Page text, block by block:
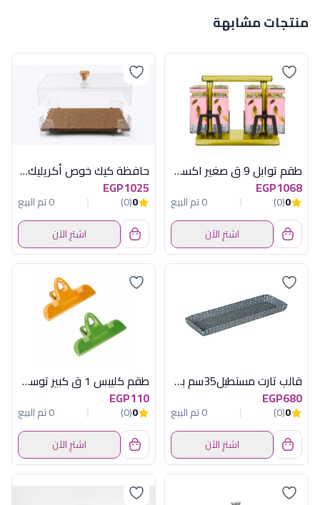
منتجات مشابهة
طقم توابل 9 ق صغير اكسفورد
EGP1068
0
(0)
0 تم البيع
اشترِ الآن
حافظة كيك خوص أكريليك كبير أكسفورد OX-24
EGP1025
0
(0)
0 تم البيع
اشترِ الآن
قالب تارت مستطيل35سم بقاعدةمتحركةماربل ن
EGP680
0
(0)
0 تم البيع
اشترِ الآن
طقم كليبس 1 ق كبير توسكوما
EGP110
0
(0)
0 تم البيع
اشترِ الآن